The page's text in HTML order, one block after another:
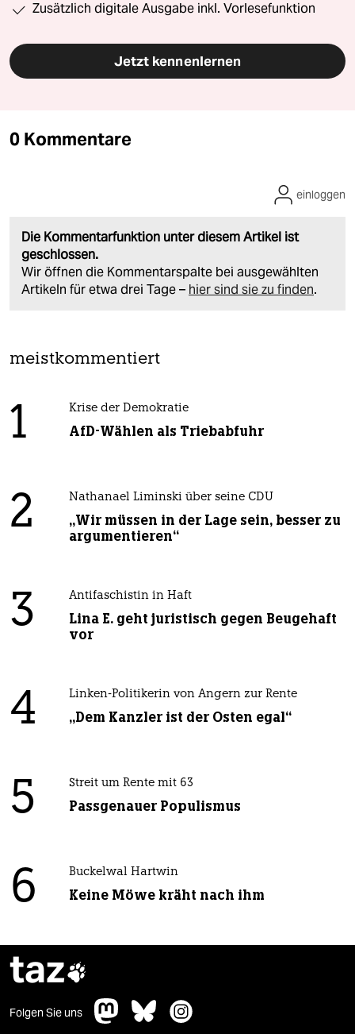
Zusätzlich digitale Ausgabe inkl. Vorlesefunktion
Jetzt kennenlernen
0 Kommentare
Die Kommentarfunktion unter diesem Artikel ist
geschlossen.
Wir öffnen die Kommentarspalte bei ausgewählten
Artikeln für etwa drei Tage – hier sind sie zu finden.
einloggen
meistkommentiert
1 Krise der Demokratie
AfD-Wählen als Triebabfuhr
2 Nathanael Liminski über seine CDU
„Wir müssen in der Lage sein, besser zu
argumentieren“
3 Antifaschistin in Haft
Lina E. geht juristisch gegen Beugehaft
vor
4 Linken-Politikerin von Angern zur Rente
„Dem Kanzler ist der Osten egal“
5 Streit um Rente mit 63
Passgenauer Populismus
6 Buckelwal Hartwin
Keine Möwe kräht nach ihm
taz
Folgen Sie uns